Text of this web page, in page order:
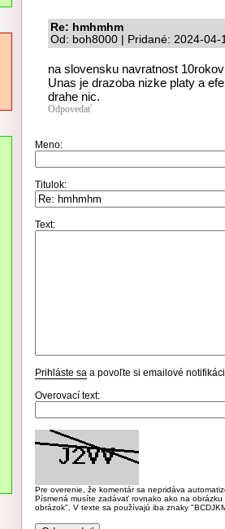
Re: hmhmhm
Od: boh8000 | Pridané: 2024-04-
na slovensku navratnost
Unas je drazoba nizke platy a
drahe nic.
Odpovedať
Meno:
Titulok:
Text:
Prihláste sa a povoľte si emailové
Overovací text:
Pre overenie, že komentár sa nepridáva
Písmená musíte zadávať rovnako ako na
obrázok". V texte sa používajú iba znaky